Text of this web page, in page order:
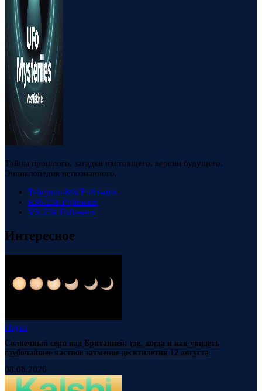
Тайны прошлого, загадки настоящего, версии будущего.
Энциклопедия непознанного.
Telegram 88k Followers
RSS 23k Followers
VK 23k Followers
Интересное
Наука
Солнечный серп над Британией: где, когда и как увидеть
глубочайшее частное затмение десятилетия 12 августа
08.08.2026